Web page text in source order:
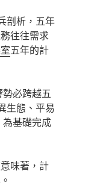
剖析，五年
往往需求
五年的計
必跨越五
生態、平易
基礎完成
味著，計